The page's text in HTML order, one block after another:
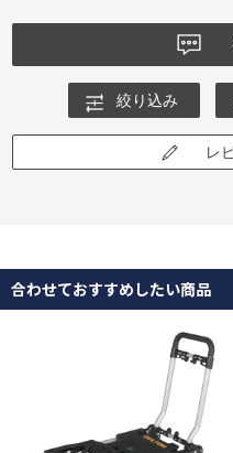
絞り込み
レ
合わせておすすめしたい商品